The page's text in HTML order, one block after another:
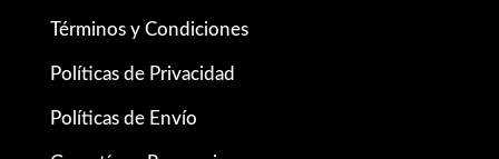
Términos y Condiciones
Políticas de Privacidad
Políticas de Envío